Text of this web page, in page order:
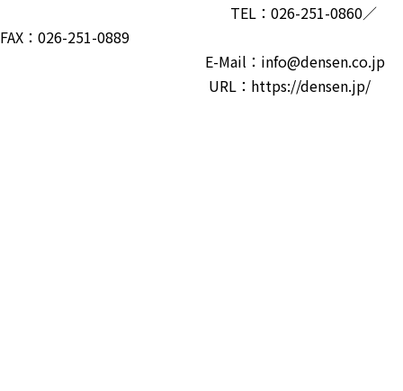
TEL：026-251-0860／
FAX：026-251-0889
E-Mail：info@densen.co.jp
URL：https://densen.jp/